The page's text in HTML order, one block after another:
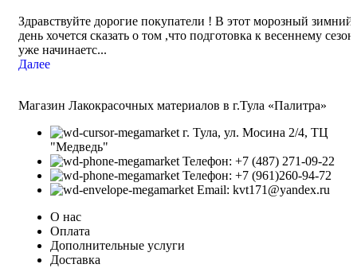
Здравствуйте дорогие покупатели ! В этот морозный зимний
день хочется сказать о том ,что подготовка к весеннему
уже начинаетс...
Далее
Магазин Лакокрасочных материалов в г.Тула «Палитра»
г. Тула, ул. Мосина 2/4, ТЦ
"Медведь"
Телефон: +7 (487) 271-09-22
Телефон: +7 (961)260-94-72
Email: kvt171@yandex.ru
О нас
Оплата
Дополнительные услуги
Доставка